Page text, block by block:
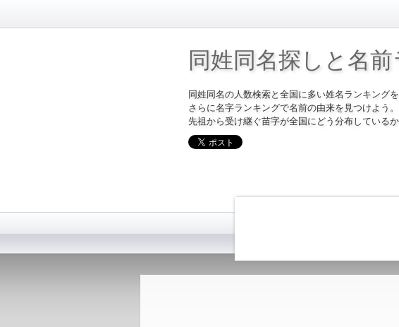
同姓同名探しと名
同姓同名の人数検索と全国に多い姓名ランキングを
さらに名字ランキングで名前の由来を見つけよう。
先祖から受け継ぐ苗字が全国にどう分布している